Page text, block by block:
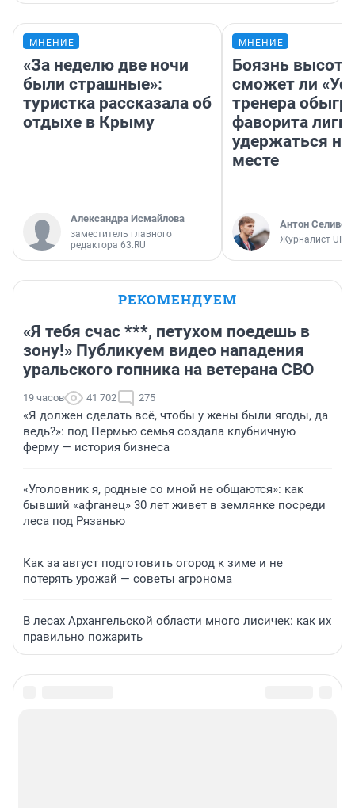
МНЕНИЕ
«За неделю две ночи
были страшные»:
туристка рассказала об
отдыхе в Крыму
Александра Исмайлова
заместитель главного
редактора 63.RU
МНЕНИЕ
Боязнь
сможет ли
тренера
фаворита лиги
удержаться
месте
Антон
Журналист
РЕКОМЕНДУЕМ
«Я тебя счас ***, петухом поедешь в
зону!» Публикуем видео нападения
уральского гопника на ветерана СВО
19 часов 41 702 275
«Я должен сделать всё, чтобы у жены были ягоды, да
ведь?»: под Пермью семья создала клубничную
ферму — история бизнеса
«Уголовник я, родные со мной не общаются»: как
бывший «афганец» 30 лет живет в землянке посреди
леса под Рязанью
Как за август подготовить огород к зиме и не
потерять урожай — советы агронома
В лесах Архангельской области много лисичек: как их
правильно пожарить